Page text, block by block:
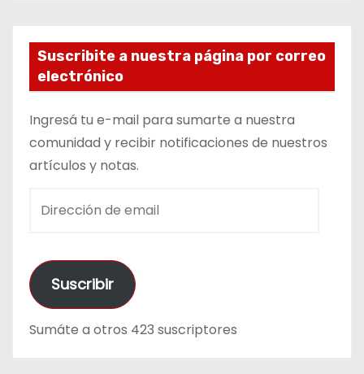
Suscribite a nuestra página por correo
electrónico
Ingresá tu e-mail para sumarte a nuestra
comunidad y recibir notificaciones de nuestros
artículos y notas.
e
c
i
Suscribir
Sumáte a otros 423 suscriptores